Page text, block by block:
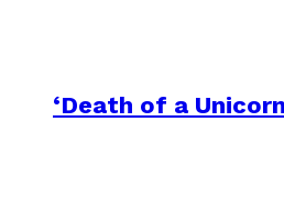
‘Death of a